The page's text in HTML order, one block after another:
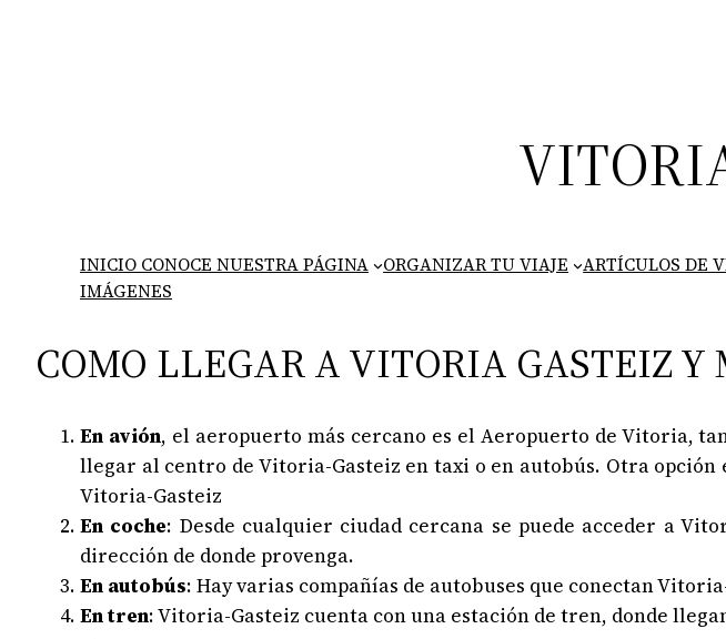
INICIO CONOCE NUESTRA PÁGINA ORGANIZAR TU VIAJE ARTÍCULOS DE
IMÁGENES
COMO LLEGAR A VITORIA GASTEIZ Y
En avión, el aeropuerto más cercano es el Aeropuerto de Vitoria,
llegar al centro de Vitoria-Gasteiz en taxi o en autobús. Otra
Vitoria-Gasteiz
En coche: Desde cualquier ciudad cercana se puede acceder a
dirección de donde provenga.
En autobús: Hay varias compañías de autobuses que conectan
En tren: Vitoria-Gasteiz cuenta con una estación de tren, donde